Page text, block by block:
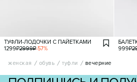
ТУФЛИ-ЛОДОЧКИ С ПАЙЕТКАМИ
1299₽2999₽-57%
999₽
женская обувь туфли вечерние